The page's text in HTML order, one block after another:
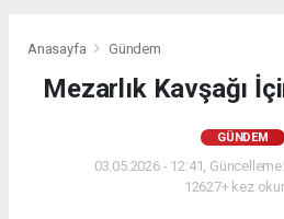
Anasayfa Gündem
Mezarlık Kavşağı
GÜNDEM
03.05.2026 - 12:41,
12627+ kez